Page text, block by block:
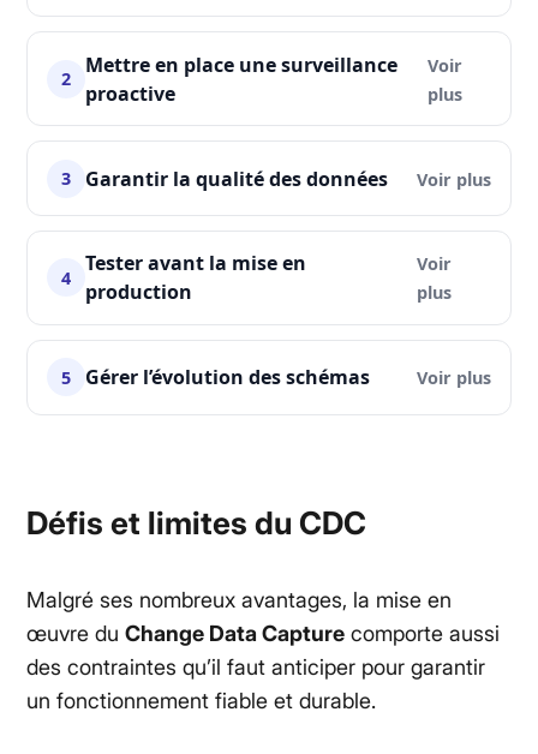
2
Mettre en place une surveillance
proactive
3 Garantir la qualité des données
4
Tester avant la mise en
production
5 Gérer l’évolution des schémas
Défis et limites du CDC
Malgré ses nombreux avantages, la mise en
œuvre duChange Data Capture comporte aussi
des contraintes qu’il faut anticiper pour garantir
un fonctionnement fiable et durable.